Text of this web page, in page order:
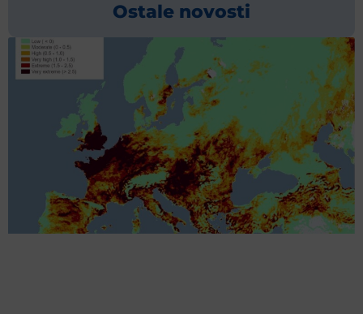
Ostale novosti